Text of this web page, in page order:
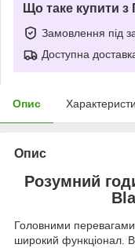
Що таке купити
Замовлення під
Доступна
Опис
Опис
Розумний
Головними
широкий функціонал.